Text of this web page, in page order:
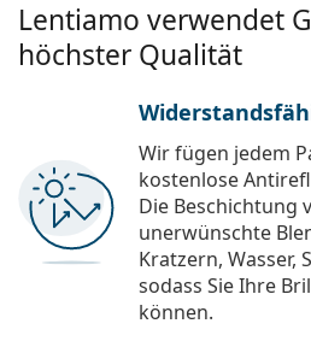
Lentiamo verwendet
höchster Qualität
Wir fügen jedem
kostenlose
Die Beschichtung
unerwünschte
Kratzern, Wasser,
sodass Sie Ihre
können.